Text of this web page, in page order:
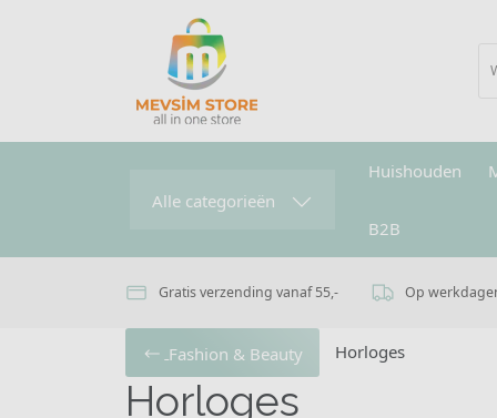
Alle categorieën
Huishouden
B2B
Gratis verzending vanaf 55,- Op
Fashion & Beauty Horloges
Horloges